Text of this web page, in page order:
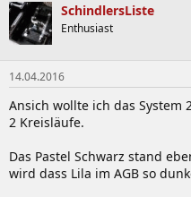
SchindlersListe
Enthusiast
14.04.2016
Ansich wollte ich das System
2 Kreisläufe.
Das Pastel Schwarz stand
wird dass Lila im AGB so